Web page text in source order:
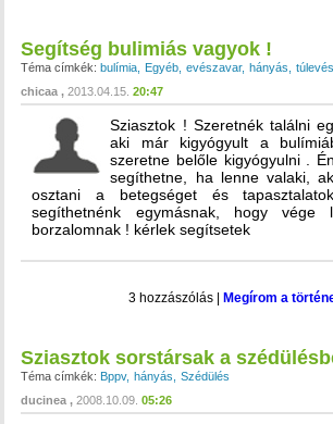
Segítség bulimiás vagyok !
Téma címkék: bulímia Egyéb evészavar hányás
túlevés
chicaa
2013.04.15. 20:47
Sziasztok ! Szeretnék találni
aki már kigyógyult a
szeretne belőle kigyógyulni .
segíthetne, ha lenne valaki,
osztani a betegséget és
segíthetnénk egymásnak, hogy vége
borzalomnak ! kérlek segítsetek
3 hozzászólás| Megírom a
Sziasztok sorstársak a
Téma címkék: Bppv hányás
Szédülés
ducinea
2008.10.09. 05:26